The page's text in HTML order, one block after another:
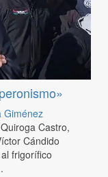
Giménez
Castro,
Cándido
frigorífico